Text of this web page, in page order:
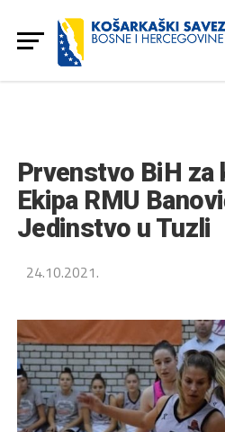
Prvenstvo BiH za
Ekipa RMU
Jedinstvo u Tuzli
24.10.2021.